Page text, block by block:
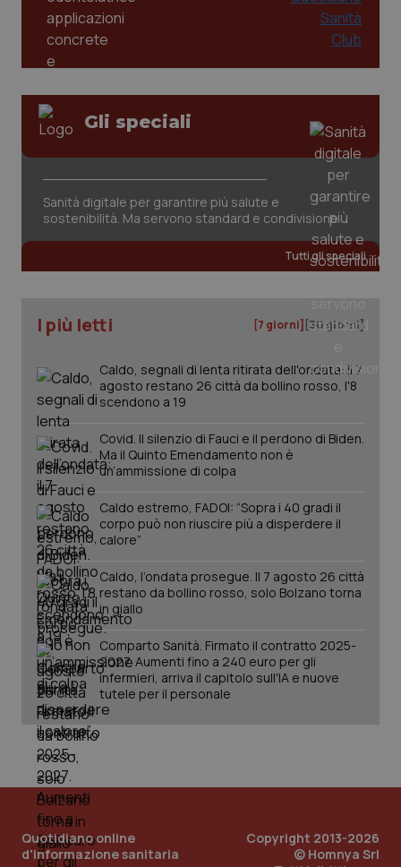
Gli speciali
Sanità digitale per garantire più salute e
sostenibilità. Ma servono standard e condivisione
Tutti gli speciali
I più letti [7 giorni] [30 giorni]
Caldo, segnali di lenta ritirata dell'ondata: il 7
agosto restano 26 città da bollino rosso, l'8
scendono a 19
Covid. Il silenzio di Fauci e il perdono di Biden.
Ma il Quinto Emendamento non è
un’ammissione di colpa
Caldo estremo, FADOI: “Sopra i 40 gradi il
corpo può non riuscire più a disperdere il
calore”
Caldo, l’ondata prosegue. Il 7 agosto 26 città
restano da bollino rosso, solo Bolzano torna
in giallo
Comparto Sanità. Firmato il contratto 2025-
2027. Aumenti fino a 240 euro per gli
infermieri, arriva il capitolo sull'IA e nuove
tutele per il personale
Quotidiano online
d'informazione sanitaria
Copyright 2013-2026
© Homnya Srl
tracking-sites-ironfish-
tracking-enable
www.quotidianosanita.it
tracking-sites-ironfish-
session-id
_ga
Google LLC
.quotidianosanita.it
PHPSESSID
PHP.net
www.quotidianosanita.it